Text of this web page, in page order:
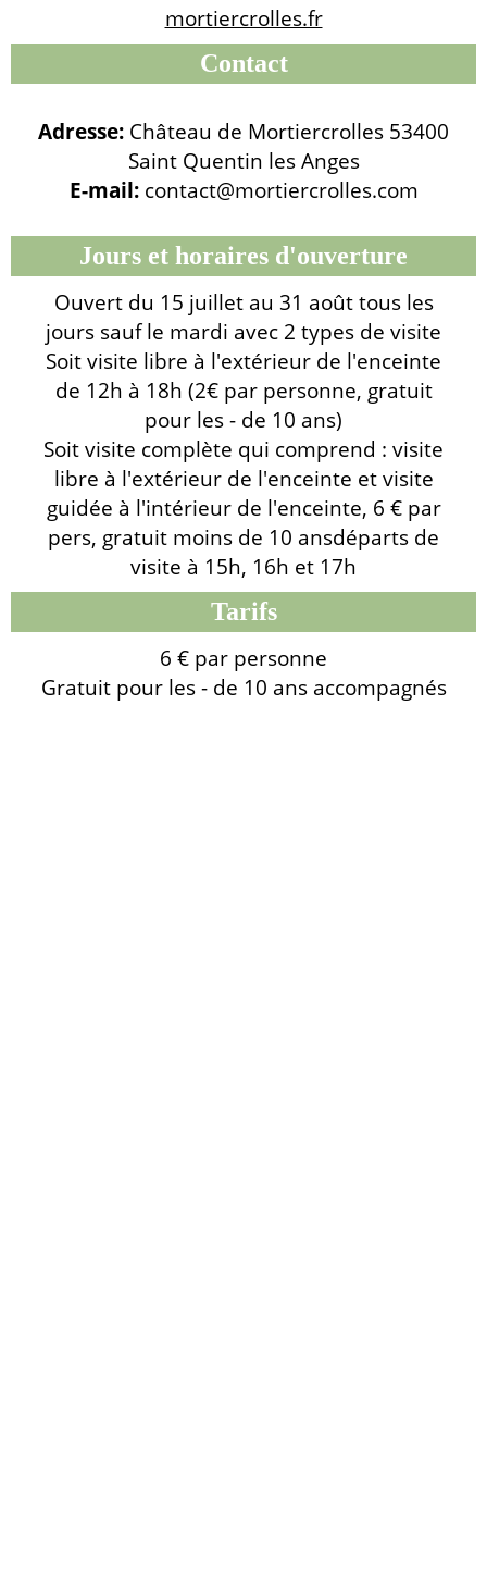
mortiercrolles.fr
Contact
Adresse: Château de Mortiercrolles 53400
Saint Quentin les Anges
E-mail: contact@mortiercrolles.com
Jours et horaires d'ouverture
Ouvert du 15 juillet au 31 août tous les
jours sauf le mardi avec 2 types de visite
Soit visite libre à l'extérieur de l'enceinte
de 12h à 18h (2€ par personne, gratuit
pour les - de 10 ans)
Soit visite complète qui comprend : visite
libre à l'extérieur de l'enceinte et visite
guidée à l'intérieur de l'enceinte, 6 € par
pers, gratuit moins de 10 ansdéparts de
visite à 15h, 16h et 17h
Tarifs
6 € par personne
Gratuit pour les - de 10 ans accompagnés